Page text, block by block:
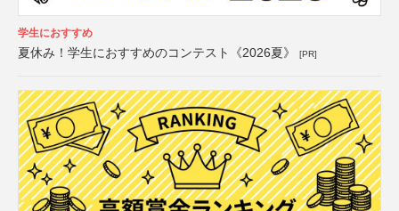
学生におすすめ
夏休み！学生におすすめのコンテスト《2026夏》 [PR]